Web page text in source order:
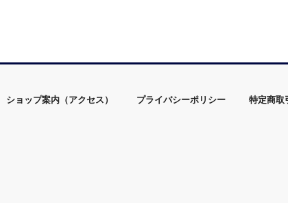
ショップ案内（アクセス） プライバシーポリシー 特定商取